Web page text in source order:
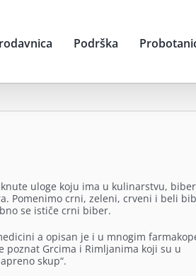
Podrška
uloge koju ima u kulinarstvu,
Pomenimo crni, zeleni, crveni i beli
se ističe crni biber.
a opisan je i u mnogim
poznat Grcima i Rimljanima koji su u
skup“.